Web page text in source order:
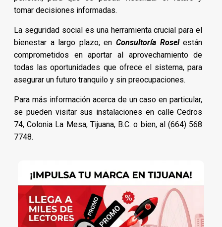
tomar decisiones informadas.
La seguridad social es una herramienta crucial para el
bienestar a largo plazo; enConsultoría Roselestán
comprometidos en aportar al aprovechamiento de
todas las oportunidades que ofrece el sistema, para
asegurar un futuro tranquilo y sin preocupaciones.
Para más información acerca de un caso en particular,
se pueden visitar sus instalaciones en calle Cedros
74, Colonia La Mesa, Tijuana, B.C. o bien, al (664) 568
7748.